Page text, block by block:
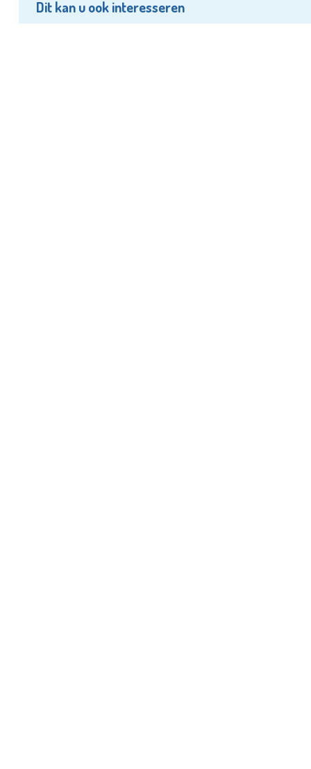
Dit kan u ook interesseren